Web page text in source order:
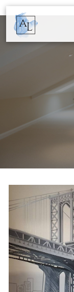
Panneau de